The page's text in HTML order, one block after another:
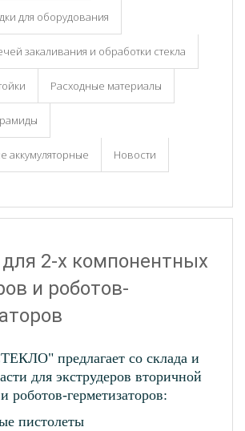
для оборудования
закаливания и обработки стекла
Расходные материалы
аккумуляторные Новости
2-х компонентных
и роботов-
предлагает со склада и
для экструдеров вторичной
роботов-герметизаторов:
пистолеты